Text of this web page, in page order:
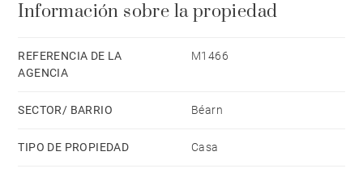
robles viejos, palmeras, un prado de una hectárea y
(10x5m) y una pérgola completan este bien que no
carece de encanto y tranquilidad. Tiendas, TGV a 10
minutos y panadería a 5 minutos. Esquí a 75 minutos
Información sobre la propiedad
REFERENCIA DE LA
AGENCIA
M1466
SECTOR/ BARRIO Béarn
TIPO DE PROPIEDAD Casa